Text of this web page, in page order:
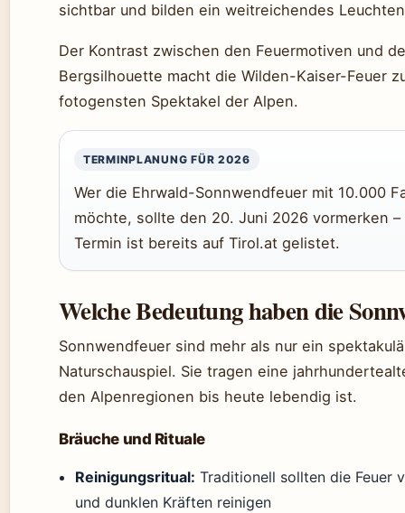
sichtbar und bilden ein weitreichendes
Der Kontrast zwischen den Feuermotiven und
Bergsilhouette macht die Wilden-Kaiser-Feuer
fotogensten Spektakel der Alpen.
TERMINPLANUNG FÜR 2026
Wer die Ehrwald-Sonnwendfeuer mit 10.000
möchte, sollte den 20. Juni 2026 vormerken
Termin ist bereits auf Tirol.at gelistet.
Welche Bedeutung haben die
Sonnwendfeuer sind mehr als nur ein
Naturschauspiel. Sie tragen eine
den Alpenregionen bis heute lebendig ist.
Bräuche und Rituale
Reinigungsritual: Traditionell sollten die Feuer
und dunklen Kräften reinigen